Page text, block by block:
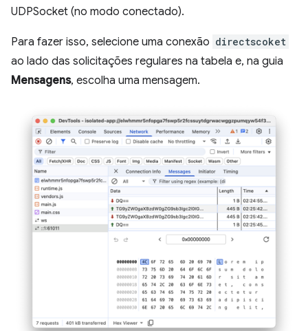
UDPSocket (no modo conectado).
Para fazer isso, selecione uma conexão directscoket
ao lado das solicitações regulares na tabela e, na guia
Mensagens, escolha uma mensagem.